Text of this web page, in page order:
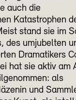
auch die
Katastrophen
stand sie im
des umjubelten
Dramatikers
hat sie aktiv am
als
und